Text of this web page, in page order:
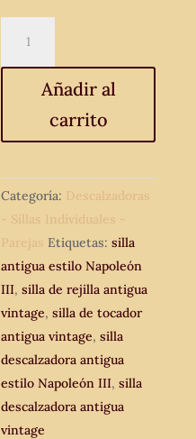
antigua
estilo
Napoleón
Silla
antigua
vintage.
Silla
de
rejilla
para
tocador.
cantidad
Añadir al
carrito
Categoría: Descalzadoras
- Sillas Individuales -
Parejas Etiquetas:silla
antigua estilo Napoleón
III,silla de rejilla antigua
vintage,silla de tocador
antigua vintage,silla
descalzadora antigua
estilo Napoleón III,silla
descalzadora antigua
vintage